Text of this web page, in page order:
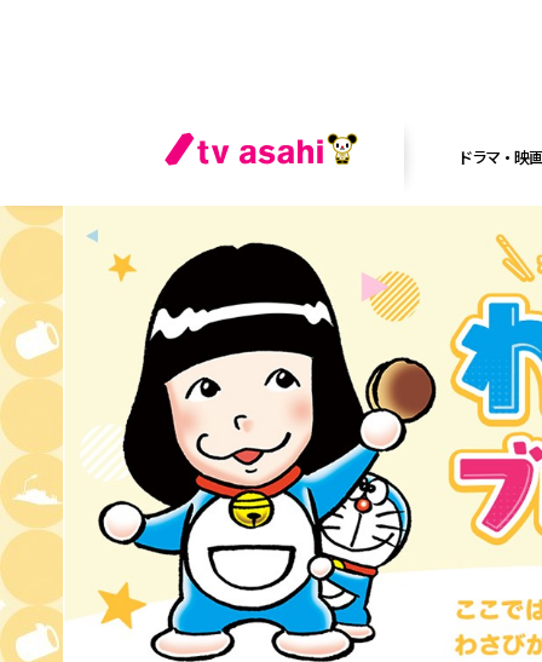
ドラマ・映画